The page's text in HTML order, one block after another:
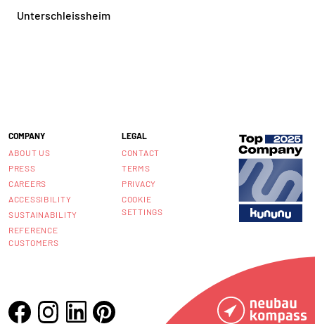
Unterschleissheim
COMPANY
ABOUT US
PRESS
CAREERS
ACCESSIBILITY
SUSTAINABILITY
REFERENCE
CUSTOMERS
LEGAL
CONTACT
TERMS
PRIVACY
COOKIE
SETTINGS